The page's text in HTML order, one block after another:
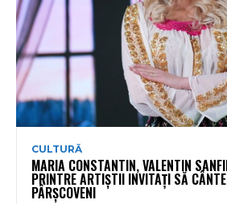
CULTURĂ
MARIA CONSTANTIN, VALENTIN
PRINTRE ARTIȘTII INVITAȚI SĂ
PÂRȘCOVENI